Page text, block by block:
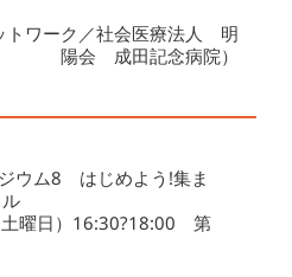
トワーク／社会医療法人 明
陽会 成田記念病院）
ウム8 はじめよう!集ま
土曜日）16:30?18:00 第